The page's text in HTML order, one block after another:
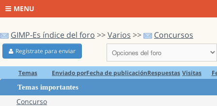
MENU
GIMP-Es índice del foro >>Varios >> Concursos
Regístrate para enviar
Temas Enviado porFecha de publicaciónRespuestas Visitas
Temas importantes
Concurso